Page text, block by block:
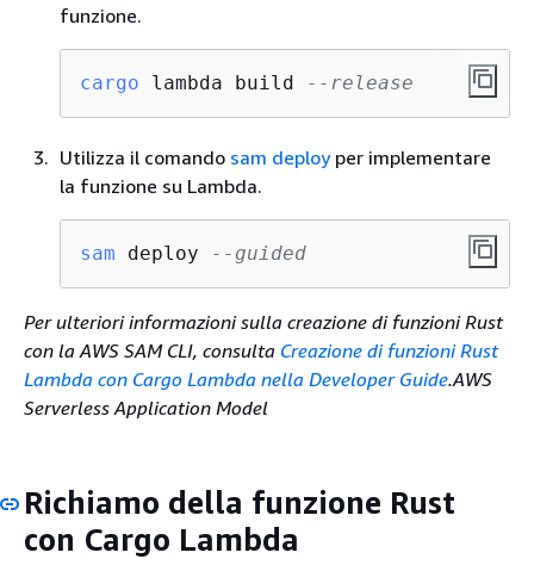
funzione.
cargo lambda build --release
Utilizza il comando sam deployper implementare
la funzione su Lambda.
sam deploy --guided
Per ulteriori informazioni sulla creazione di funzioni Rust
con la AWS SAM CLI, consulta Creazione di funzioni Rust
Lambda con Cargo Lambda nella Developer Guide.AWS
Serverless Application Model
Richiamo della funzione Rust
con Cargo Lambda